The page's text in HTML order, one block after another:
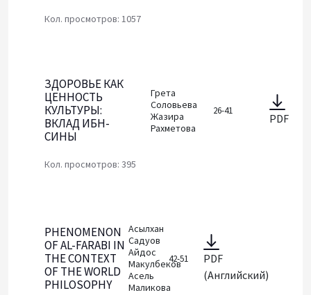
Кол. просмотров: 1057
ЗДОРОВЬЕ КАК
ЦЕННОСТЬ
КУЛЬТУРЫ:
ВКЛАД ИБН-
СИНЫ
Грета
Соловьева
Жазира
Рахметова
26-41
PDF
Кол. просмотров: 395
PHENOMENON
OF AL-FARABI IN
THE CONTEXT
OF THE WORLD
PHILOSOPHY
Асылхан
Садуов
Айдос
Макулбеков
Асель
Маликова
42-51
PDF
(Английский)